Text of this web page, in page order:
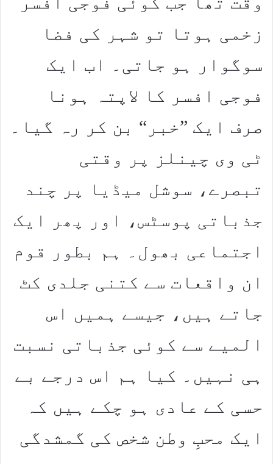
زخمی ہوتا تو شہر کی فضا
سوگوار ہو جاتی۔ اب ایک
فوجی افسر کا لاپتہ ہونا
صرف ایک ”خبر“ بن کر رہ گیا۔
ٹی وی چینلز پر وقتی
تبصرے، سوشل میڈیا پر چند
جذباتی پوسٹس، اور پھر ایک
اجتماعی بھول۔ ہم بطور قوم
ان واقعات سے کتنی جلدی کٹ
جاتے ہیں، جیسے ہمیں اس
المیے سے کوئی جذباتی نسبت
ہی نہیں۔ کیا ہم اس درجے بے
حسی کے عادی ہو چکے ہیں کہ
ایک محبِ وطن شخص کی گمشدگی